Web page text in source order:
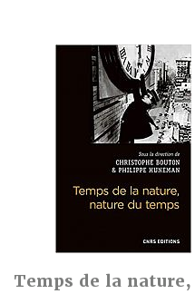
Temps de la nature,